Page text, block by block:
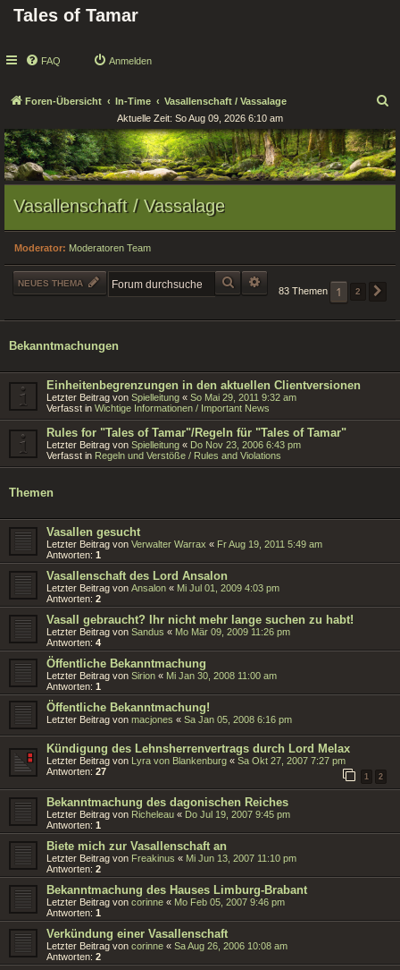
Tales of Tamar
FAQ Anmelden
Foren-Übersicht In-Time Vasallenschaft / Vassalage
c
h
e
Aktuelle Zeit: So Aug 09, 2026 6:10 am
Vasallenschaft / Vassalage
Moderator: Moderatoren Team
NEUES THEMA SUCHE ERWEITERTE SUCHE
83 Themen 1 2
Bekanntmachungen
Einheitenbegrenzungen in den aktuellen Clientversionen
Letzter Beitrag von Spielleitung « So Mai 29, 2011 9:32 am
Verfasst in Wichtige Informationen / Important News
Rules for "Tales of Tamar"/Regeln für "Tales of Tamar"
Letzter Beitrag von Spielleitung « Do Nov 23, 2006 6:43 pm
Verfasst in Regeln und Verstöße / Rules and Violations
Themen
Vasallen gesucht
Letzter Beitrag von Verwalter Warrax « Fr Aug 19, 2011 5:49 am
Antworten: 1
Vasallenschaft des Lord Ansalon
Letzter Beitrag von Ansalon « Mi Jul 01, 2009 4:03 pm
Antworten: 2
Vasall gebraucht? Ihr nicht mehr lange suchen zu habt!
Letzter Beitrag von Sandus « Mo Mär 09, 2009 11:26 pm
Antworten: 4
Öffentliche Bekanntmachung
Letzter Beitrag von Sirion « Mi Jan 30, 2008 11:00 am
Antworten: 1
Öffentliche Bekanntmachung!
Letzter Beitrag von macjones « Sa Jan 05, 2008 6:16 pm
Kündigung des Lehnsherrenvertrags durch Lord Melax
Letzter Beitrag von Lyra von Blankenburg « Sa Okt 27, 2007 7:27 pm
Antworten: 27
1 2
Bekanntmachung des dagonischen Reiches
Letzter Beitrag von Richeleau « Do Jul 19, 2007 9:45 pm
Antworten: 1
Biete mich zur Vasallenschaft an
Letzter Beitrag von Freakinus « Mi Jun 13, 2007 11:10 pm
Antworten: 2
Bekanntmachung des Hauses Limburg-Brabant
Letzter Beitrag von corinne « Mo Feb 05, 2007 9:46 pm
Antworten: 1
Verkündung einer Vasallenschaft
Letzter Beitrag von corinne « Sa Aug 26, 2006 10:08 am
Antworten: 2